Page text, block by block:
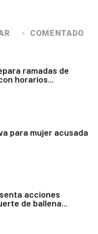
COMENTADO
ramadas de
horarios...
para mujer acusada
acciones
de ballena...